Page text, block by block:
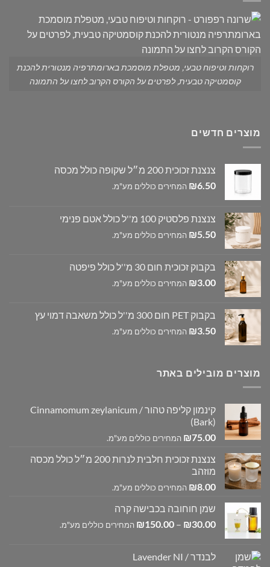
רוקחות וטיפוח טבעי, מטפלת מוסמכת בארומתרפיה מנטורית להכנת
קוסמטיקה טבעית, לפרטים על הקורס הקרוב לחצו על התמונה
מוצרים חדשים
צנצנת זכוכית 200 מ״ל שקופה כולל מכסה
₪6.50 המחירים כוללים מע"מ.
צנצנת פלסטיק 100 מ''ל כולל אטם פנימי
₪5.50 המחירים כוללים מע"מ.
בקבוק זכוכית חום 30 מ''ל כולל פיפטה
₪3.00 המחירים כוללים מע"מ.
בקבוק PET חום 300 מ''ל כולל משאבה דמוי עץ
₪3.50 המחירים כוללים מע"מ.
מוצרים מובילים באתר
קינמון קליפה טהור / Cinnamomum zeylanicum
(Bark)
₪75.00 המחירים כוללים מע"מ.
צנצנת זכוכית חלבית לנרות 200 מ״ל כולל מכסה
מוזהב
₪8.00 המחירים כוללים מע"מ.
שמן חוחובה בכבישה קרה
₪30.00
–
₪150.00
טווח
עד
המחירים כוללים מע"מ.
לבנדר / Lavender NI